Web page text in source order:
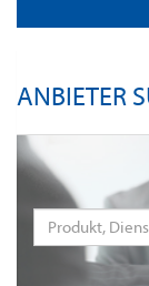
ANBIETER